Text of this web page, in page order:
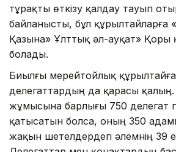
тұрақты өткізу қалдау тауып
байланысты, бұл құрылтайларға
Қазына» Ұлттық әл-ауқат» Қоры
болады.
Биылғы мерейтойлық
делегаттардың да қарасы
жұмысына барлығы 750 делегат
қатысатын болса, оның 350
жақын шетелдердегі әлемнің 39